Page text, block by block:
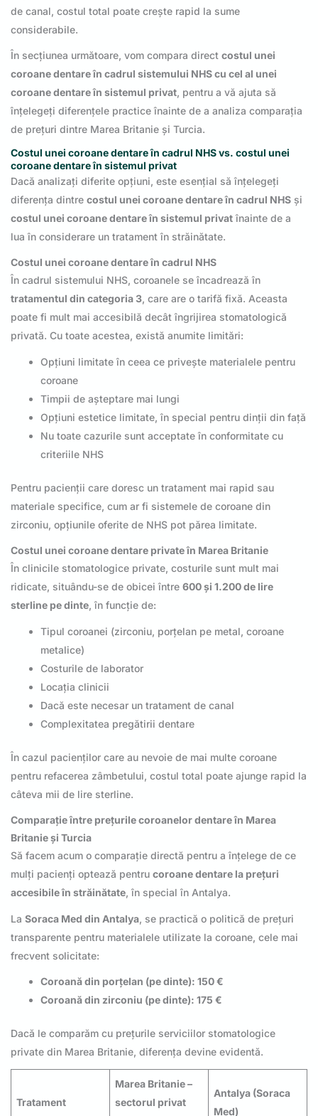
de canal, costul total poate crește rapid la sume
considerabile.
În secțiunea următoare, vom compara direct costul unei
coroane dentare în cadrul sistemului NHS cu cel al unei
coroane dentare în sistemul privat, pentru a vă ajuta să
înțelegeți diferențele practice înainte de a analiza comparația
de prețuri dintre Marea Britanie și Turcia.
Costul unei coroane dentare în cadrul NHS vs. costul unei
coroane dentare în sistemul privat
Dacă analizați diferite opțiuni, este esențial să înțelegeți
diferența dintre costul unei coroane dentare în cadrul NHS și
costul unei coroane dentare în sistemul privat înainte de a
lua în considerare un tratament în străinătate.
Costul unei coroane dentare în cadrul NHS
În cadrul sistemului NHS, coroanele se încadrează în
tratamentul din categoria 3, care are o tarifă fixă. Aceasta
poate fi mult mai accesibilă decât îngrijirea stomatologică
privată. Cu toate acestea, există anumite limitări:
Opțiuni limitate în ceea ce privește materialele pentru
coroane
Timpii de așteptare mai lungi
Opțiuni estetice limitate, în special pentru dinții din față
Nu toate cazurile sunt acceptate în conformitate cu
criteriile NHS
Pentru pacienții care doresc un tratament mai rapid sau
materiale specifice, cum ar fi sistemele de coroane din
zirconiu, opțiunile oferite de NHS pot părea limitate.
Costul unei coroane dentare private în Marea Britanie
În clinicile stomatologice private, costurile sunt mult mai
ridicate, situându-se de obicei între 600 și 1.200 de lire
sterline pe dinte, în funcție de:
Tipul coroanei (zirconiu, porțelan pe metal, coroane
metalice)
Costurile de laborator
Locația clinicii
Dacă este necesar un tratament de canal
Complexitatea pregătirii dentare
În cazul pacienților care au nevoie de mai multe coroane
pentru refacerea zâmbetului, costul total poate ajunge rapid la
câteva mii de lire sterline.
Comparație între prețurile coroanelor dentare în Marea
Britanie și Turcia
Să facem acum o comparație directă pentru a înțelege de ce
mulți pacienți optează pentru coroane dentare la prețuri
accesibile în străinătate, în special în Antalya.
La Soraca Med din Antalya, se practică o politică de prețuri
transparente pentru materialele utilizate la coroane, cele mai
frecvent solicitate:
Coroană din porțelan (pe dinte): 150 €
Coroană din zirconiu (pe dinte): 175 €
Dacă le comparăm cu prețurile serviciilor stomatologice
private din Marea Britanie, diferența devine evidentă.
Tratament
Marea Britanie –
sectorul privat
Antalya (Soraca
Med)